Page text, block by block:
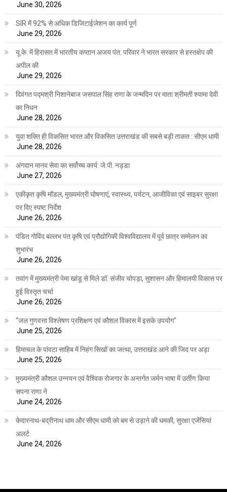
June 30, 2026
SIR में 92% से अधिक डिजिटाईजेशन का कार्य पूर्ण
June 29, 2026
यू.के. में हिरासत में भारतीय कप्तान अजय पंत: परिवार ने भारत सरकार से हस्तक्षेप की
अपील की
June 29, 2026
दिवंगत पद्मश्री निशानेबाज जसपाल सिंह राणा के जन्मदिन पर माता श्रीमती श्यामा देवी
का निधन
June 28, 2026
युवा शक्ति ही विकसित भारत और विकसित उत्तराखंड की सबसे बड़ी ताकत : सीएम धामी
June 28, 2026
अंगदान मानव सेवा का सर्वोच्च कार्य: जे.पी. नड्डा
June 27, 2026
एकीकृत कृषि मॉडल, मुख्यमंत्री घोषणाएं, स्वास्थ्य, पर्यटन, आजीविका एवं साइबर सुरक्षा
पर दिए स्पष्ट निर्देश
June 26, 2026
पंडित गोविंद बल्लभ पंत कृषि एवं प्रौद्योगिकी विश्वविद्यालय में पूर्व छात्र सम्मेलन का
शुभारंभ
June 26, 2026
तवांग में मुख्यमंत्री पेमा खांडू से मिले डॉ. संजीव चोपड़ा, सुशासन और हिमालयी विकास पर
हुई विस्तृत चर्चा
June 26, 2026
“जल गुणवत्ता विश्लेषण प्रशिक्षण एवं कौशल विकास में इसके उपयोग”
June 25, 2026
हिमाचल के पांवटा साहिब में निहंग सिखों का जत्था, उत्तराखंड आने की जिद पर अड़ा
June 25, 2026
मुख्यमंत्री कौशल उन्नयन एवं वैश्विक रोजगार के अन्तर्गत जर्मन भाषा में उर्तीण किया
सपना राणा ने
June 24, 2026
केदारनाथ-बद्रीनाथ धाम और सीएम धामी को बम से उड़ाने की धमकी, सुरक्षा एजेंसियां
अलर्ट
June 24, 2026